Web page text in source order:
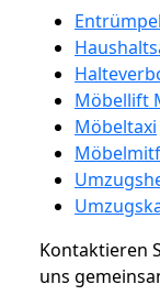
Möbellift
Möbeltaxi
Kontaktieren
uns